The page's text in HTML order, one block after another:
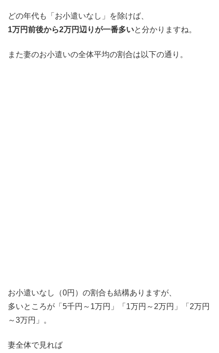
どの年代も「お小遣いなし」を除けば、
1万円前後から2万円辺りが一番多いと分かりますね。
また妻のお小遣いの全体平均の割合は以下の通り。
お小遣いなし（0円）の割合も結構ありますが、
多いところが「5千円～1万円」「1万円～2万円」「2万円
～3万円」。
妻全体で見れば